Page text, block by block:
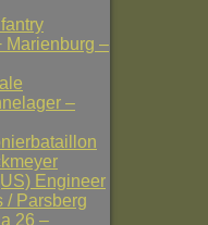
Marienburg –
–
Engineer
/ Parsberg
26 –